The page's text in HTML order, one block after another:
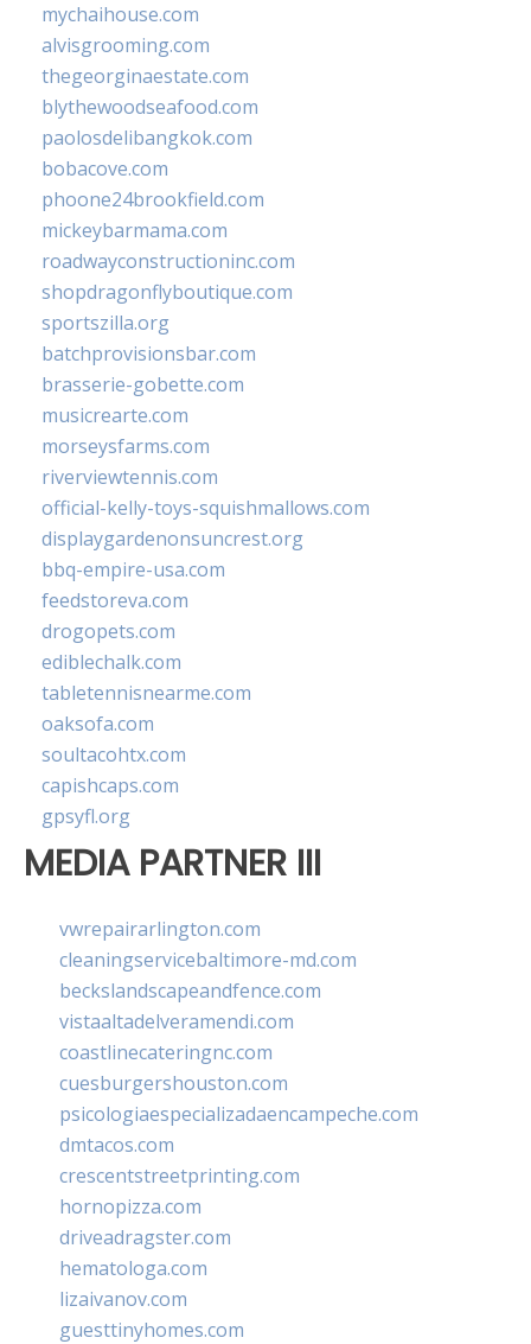
mychaihouse.com
alvisgrooming.com
thegeorginaestate.com
blythewoodseafood.com
paolosdelibangkok.com
bobacove.com
phoone24brookfield.com
mickeybarmama.com
roadwayconstructioninc.com
shopdragonflyboutique.com
sportszilla.org
batchprovisionsbar.com
brasserie-gobette.com
musicrearte.com
morseysfarms.com
riverviewtennis.com
official-kelly-toys-squishmallows.com
displaygardenonsuncrest.org
bbq-empire-usa.com
feedstoreva.com
drogopets.com
ediblechalk.com
tabletennisnearme.com
oaksofa.com
soultacohtx.com
capishcaps.com
gpsyfl.org
MEDIA PARTNER III
vwrepairarlington.com
cleaningservicebaltimore-md.com
beckslandscapeandfence.com
vistaaltadelveramendi.com
coastlinecateringnc.com
cuesburgershouston.com
psicologiaespecializadaencampeche.com
dmtacos.com
crescentstreetprinting.com
hornopizza.com
driveadragster.com
hematologa.com
lizaivanov.com
guesttinyhomes.com